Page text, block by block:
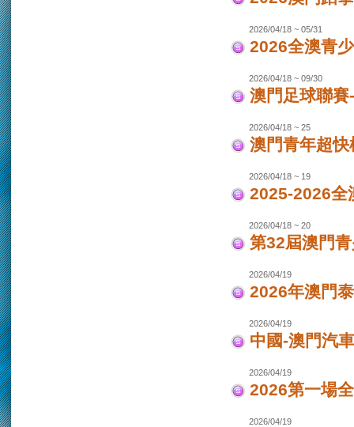
2026/04/18 ~ 05/31
2026全澳青
2026/04/18 ~ 09/30
澳門足球聯
2026/04/18 ~ 25
澳門青年超快
2026/04/18 ~ 19
2025-2026全
2026/04/18 ~ 20
第32屆澳門
2026/04/19
2026年澳門
2026/04/19
中國-澳門汽
2026/04/19
2026第一場
2026/04/19